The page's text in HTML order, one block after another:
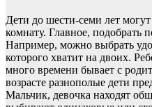
Дети до шести-семи лет
комнату. Главное, подобрать
Например, можно выбрать
которого хватит на двоих.
много времени бывает с
возрасте разнополые дети
Мальчик, девочка находят